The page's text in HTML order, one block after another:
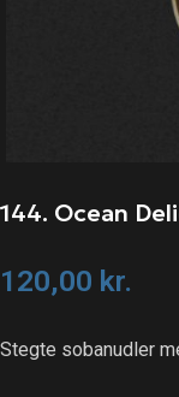
144. Ocean
120,00 kr.
Stegte sobanudler